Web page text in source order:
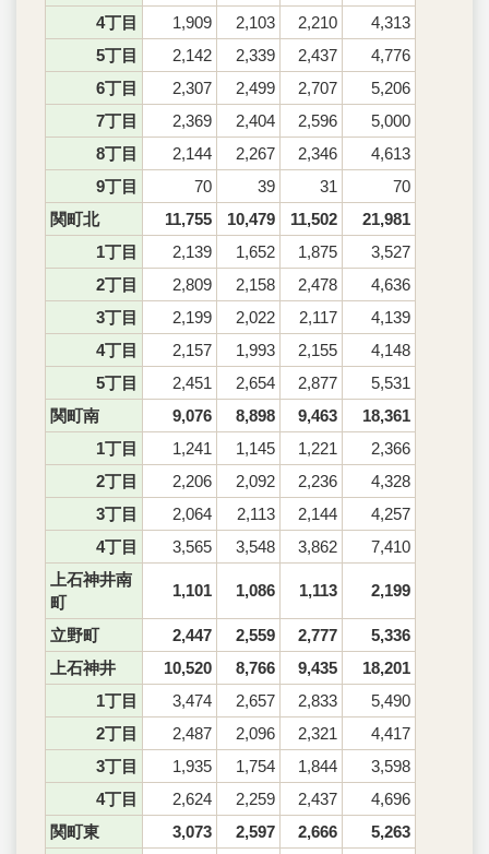
4丁目
1,909 2,103 2,210
4,313
5丁目
2,142 2,339 2,437
4,776
6丁目
2,307 2,499 2,707
5,206
7丁目
2,369 2,404 2,596
5,000
8丁目
2,144 2,267 2,346
4,613
9丁目
70 39 31
70
関町北
11,755 10,479 11,502
21,981
1丁目
2,139 1,652 1,875
3,527
2丁目
2,809 2,158 2,478
4,636
3丁目
2,199 2,022 2,117
4,139
4丁目
2,157 1,993 2,155
4,148
5丁目
2,451 2,654 2,877
5,531
関町南
9,076 8,898 9,463
18,361
1丁目
1,241 1,145 1,221
2,366
2丁目
2,206 2,092 2,236
4,328
3丁目
2,064 2,113 2,144
4,257
4丁目
3,565 3,548 3,862
7,410
上石神井南
町
1,101 1,086 1,113 2,199
立野町 2,447 2,559 2,777
5,336
上石神井
10,520 8,766 9,435
18,201
1丁目
3,474 2,657 2,833
5,490
2丁目
2,487 2,096 2,321
4,417
3丁目
1,935 1,754 1,844
3,598
4丁目
2,624 2,259 2,437
4,696
関町東
3,073 2,597 2,666
5,263